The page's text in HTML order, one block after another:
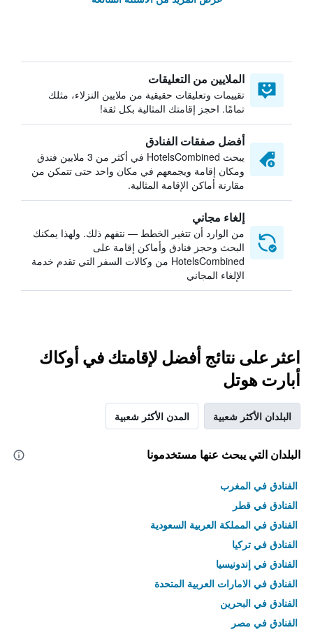
الملايين من التعليقات
تقييمات وتعليقات حقيقية من ملايين النزلاء، مثلك
تمامًا. احجز إقامتك المثالية بكل ثقة!
أفضل صفقات الفنادق
يبحث HotelsCombined في أكثر من 3 ملايين فندق
ومكان إقامة ويجمعهم في مكان واحد حتى تتمكن من
مقارنة أماكن الإقامة المثالية.
إلغاء مجاني
من الوارد أن تتغير الخطط — نتفهم ذلك. ولهذا يمكنك
البحث وحجز فنادق وأماكن إقامة على
HotelsCombined من وكالات السفر التي تقدم خدمة
الإلغاء المجاني
اعثر على نتائج أفضل لإقامتك في أوكاك
أبارت هوتل
البلدان الأكثر شعبية المدن الأكثر شعبية
البلدان التي يبحث عنها مستخدمونا
الفنادق في المغرب
الفنادق في قطر
الفنادق في المملكة العربية السعودية
الفنادق في تركيا
الفنادق في إندونيسيا
الفنادق في الامارات العربية المتحدة
الفنادق في البحرين
الفنادق في مصر